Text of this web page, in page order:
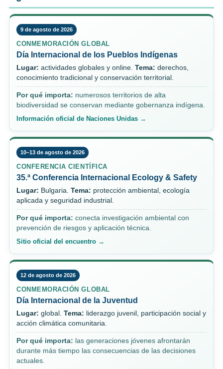
9 de agosto de 2026
CONMEMORACIÓN GLOBAL
Día Internacional de los Pueblos Indígenas
Lugar: actividades globales y online. Tema: derechos,
conocimiento tradicional y conservación territorial.
Por qué importa: numerosos territorios de alta
biodiversidad se conservan mediante gobernanza indígena.
Información oficial de Naciones Unidas →
10–13 de agosto de 2026
CONFERENCIA CIENTÍFICA
35.ª Conferencia Internacional Ecology & Safety
Lugar: Bulgaria. Tema: protección ambiental, ecología
aplicada y seguridad industrial.
Por qué importa: conecta investigación ambiental con
prevención de riesgos y aplicación técnica.
Sitio oficial del encuentro →
12 de agosto de 2026
CONMEMORACIÓN GLOBAL
Día Internacional de la Juventud
Lugar: global. Tema: liderazgo juvenil, participación social y
acción climática comunitaria.
Por qué importa: las generaciones jóvenes afrontarán
durante más tiempo las consecuencias de las decisiones
actuales.